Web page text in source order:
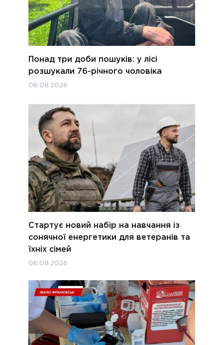
Понад три доби пошуків: у лісі
розшукали 76-річного чоловіка
06.08.2026
Стартує новий набір на навчання із
сонячної енергетики для ветеранів та
їхніх сімей
06.08.2026